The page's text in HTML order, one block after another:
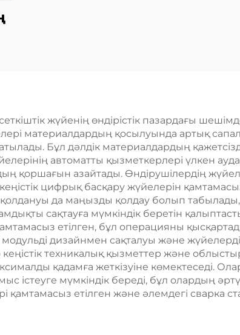
жүйенің өндірістік пазардағы
материалдардың қосылуында артық
Бұл дәлдік материалдардың
автоматты қызметкерлері үлкен
қоршағын азайтады. Өндірушілердің
кеңістік цифрық басқару жүйелерін
да маңызды қолдау болып
сақтауға мүмкіндік беретін
етілген, бұл операцияны
дизайнмен сақталуы және
техникалық қызметтер және
қадамға жеткізуіне көмектеседі.
істеуге мүмкіндік береді, бұл олардың
қамтамасыз етілген және әлемдегі